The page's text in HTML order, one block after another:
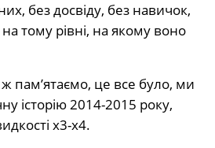
без досвіду, без навичок,
тому рівні, на якому воно
пам’ятаємо, це все було, ми
історію 2014-2015 року,
х3-х4.